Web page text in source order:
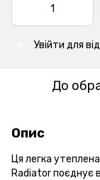
Увійти для
До
Опис
Ця легка
Radiator поєднує